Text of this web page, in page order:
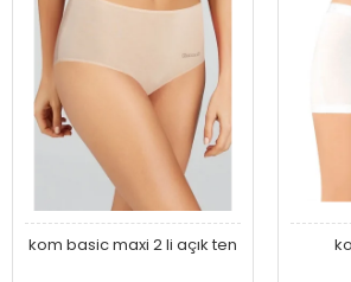
kom basic maxi 2 li açık ten